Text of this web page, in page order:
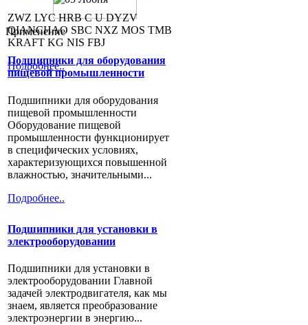
ZWZ LYC HRB C U DYZV
QIANCHAO SBC NXZ MOS TMB
KRAFT KG NIS FBJ
Подробнее..
Применение
Подшипники для оборудования
пищевой промышленности
Подшипники для оборудования
пищевой промышленности
Оборудование пищевой
промышленности функционирует
в специфических условиях,
характеризующихся повышенной
влажностью, значительными...
Подробнее..
Подшипники для установки в
электрооборудовании
Подшипники для установки в
электрооборудовании Главной
задачей электродвигателя, как мы
знаем, является преобразование
электроэнергии в энергию...